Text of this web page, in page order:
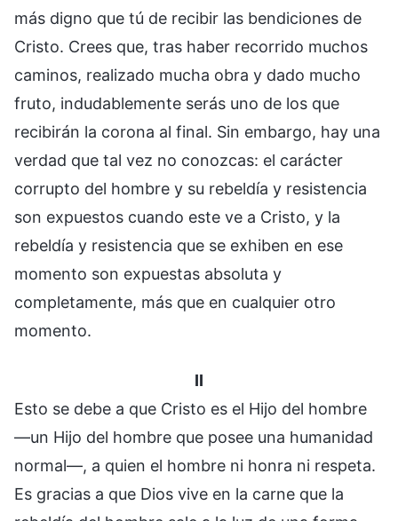
más digno que tú de recibir las bendiciones de
Cristo. Crees que, tras haber recorrido muchos
caminos, realizado mucha obra y dado mucho
fruto, indudablemente serás uno de los que
recibirán la corona al final. Sin embargo, hay una
verdad que tal vez no conozcas: el carácter
corrupto del hombre y su rebeldía y resistencia
son expuestos cuando este ve a Cristo, y la
rebeldía y resistencia que se exhiben en ese
momento son expuestas absoluta y
completamente, más que en cualquier otro
momento.
II
Esto se debe a que Cristo es el Hijo del hombre
—un Hijo del hombre que posee una humanidad
normal—, a quien el hombre ni honra ni respeta.
Es gracias a que Dios vive en la carne que la